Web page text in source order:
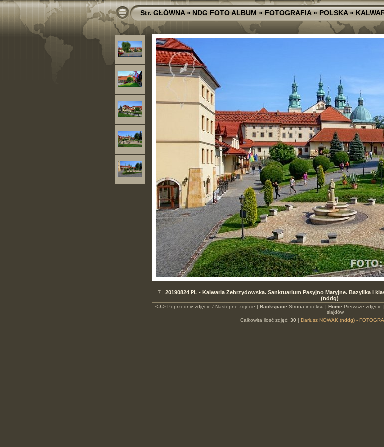
Str. GŁÓWNA»NDG FOTO ALBUM»FOTOGRAFIA»POLSKA»
7 | 20190824 PL - Kalwaria Zebrzydowska. Sanktuarium Pasyjno Maryjne. Bazylika i
(nddg)
<-/->Poprzednie zdjęcie / Następne zdjęcie | Backspace Strona indeksu | Home Pierwsze zdjęcie |
slajdów
Całkowita ilość zdjęć: 30 | Dariusz NOWAK (nddg) -